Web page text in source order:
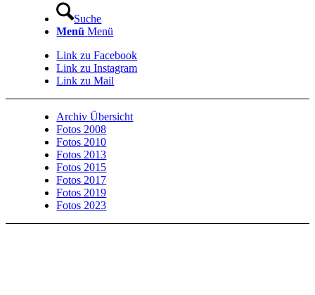
Suche
Menü Menü
Link zu Facebook
Link zu Instagram
Link zu Mail
Archiv Übersicht
Fotos 2008
Fotos 2010
Fotos 2013
Fotos 2015
Fotos 2017
Fotos 2019
Fotos 2023